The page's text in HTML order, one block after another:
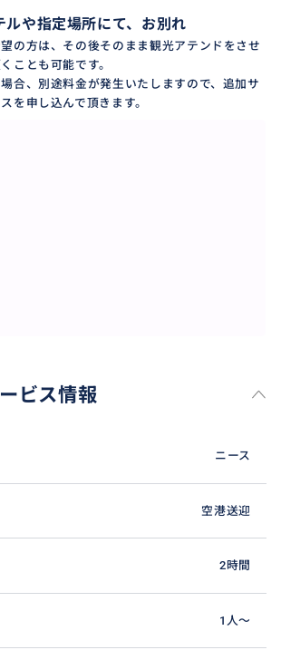
ルや指定場所にて、お別れ
の方は、その後そのまま観光アテンドをさせ
ことも可能です。
合、別途料金が発生いたしますので、追加サ
を申し込んで頂きます。
ビス情報
ニース
空港送迎
2時間
1人〜